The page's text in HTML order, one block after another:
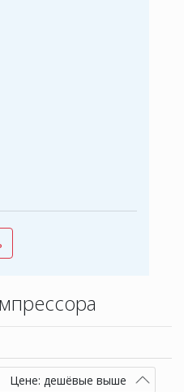
Цене: дешёвые выше